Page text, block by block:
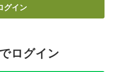
グイン
ログイン